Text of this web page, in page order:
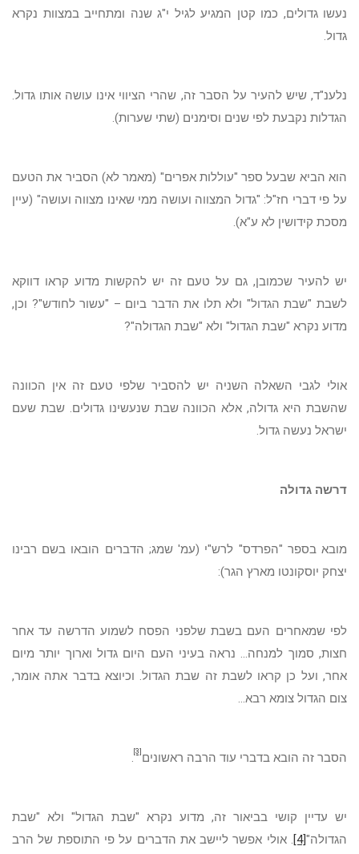
נעשו גדולים, כמו קטן המגיע לגיל י"ג שנה ומתחייב במצוות נקרא
גדול.
נלענ"ד, שיש להעיר על הסבר זה, שהרי הציווי אינו עושה אותו גדול.
הגדלות נקבעת לפי שנים וסימנים (שתי שערות).
הוא הביא שבעל ספר "עוללות אפרים" (מאמר לא) הסביר את הטעם
על פי דברי חז"ל: "גדול המצווה ועושה ממי שאינו מצווה ועושה" (עיין
מסכת קידושין לא ע"א).
יש להעיר שכמובן, גם על טעם זה יש להקשות מדוע קראו דווקא
לשבת "שבת הגדול" ולא תלו את הדבר ביום – "עשור לחודש"? וכן,
מדוע נקרא "שבת הגדול" ולא "שבת הגדולה"?
אולי לגבי השאלה השניה יש להסביר שלפי טעם זה אין הכוונה
שהשבת היא גדולה, אלא הכוונה שבת שנעשינו גדולים. שבת שעם
ישראל נעשה גדול.
דרשה גדולה
מובא בספר "הפרדס" לרש"י (עמ' שמג; הדברים הובאו בשם רבינו
יצחק יוסקונטו מארץ הגר):
לפי שמאחרים העם בשבת שלפני הפסח לשמוע הדרשה עד אחר
חצות, סמוך למנחה... נראה בעיני העם היום גדול וארוך יותר מיום
אחר, ועל כן קראו לשבת זה שבת הגדול. וכיוצא בדבר אתה אומר,
צום הגדול צומא רבא...
הסבר זה הובא בדברי עוד הרבה ראשונים [3]
.
יש עדיין קושי בביאור זה, מדוע נקרא "שבת הגדול" ולא "שבת
הגדולה"[4]. אולי אפשר ליישב את הדברים על פי התוספת של הרב